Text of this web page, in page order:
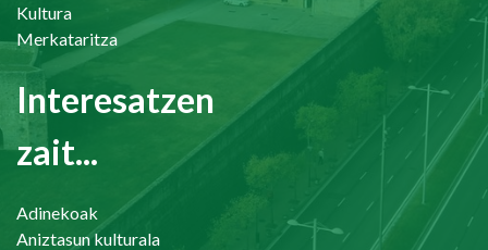
Kultura
Merkataritza
Interesatzen
zait...
Adinekoak
Aniztasun kulturala